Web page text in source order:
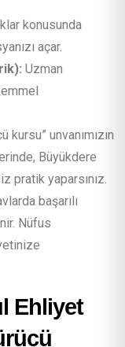
konusunda
açar.
Uzman
kursu” unvanımızın
Büyükdere
pratik yaparsınız.
başarılı
Nüfus